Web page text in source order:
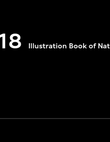
Illustration Book of